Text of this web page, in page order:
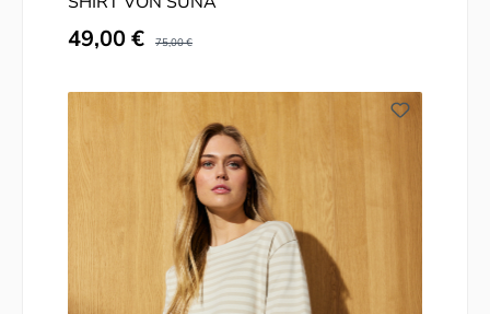
Verkaufspreis:
49,00 € Regulärer Preis:
75,00 €